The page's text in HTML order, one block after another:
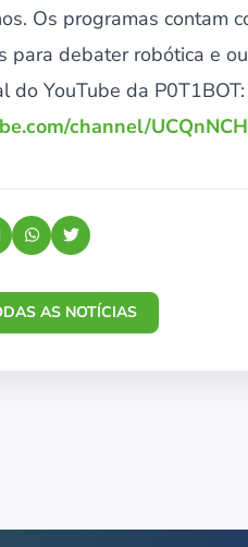
Os programas contam
para debater robótica e
do YouTube da P0T1BOT:
channel/
AS NOTÍCIAS